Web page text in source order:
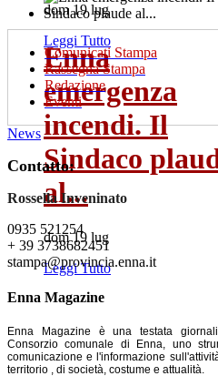
dom 19 lug
Leggi Tutto
Enna
emergenza
incendi. Il
Sindaco
al...
dom 19 lug
Leggi Tutto
Comunicati Stampa
Rassegna Stampa
Redazione
Eventi
News
Contatto:
Rossella Inveninato
0935 521254
+ 39 3738682451
stampa@provincia.enna.it
Enna Magazine
Enna Magazine è una testata
Consorzio comunale di Enna, uno
comunicazione e l'informazione
territorio , di società, costume e attualità.